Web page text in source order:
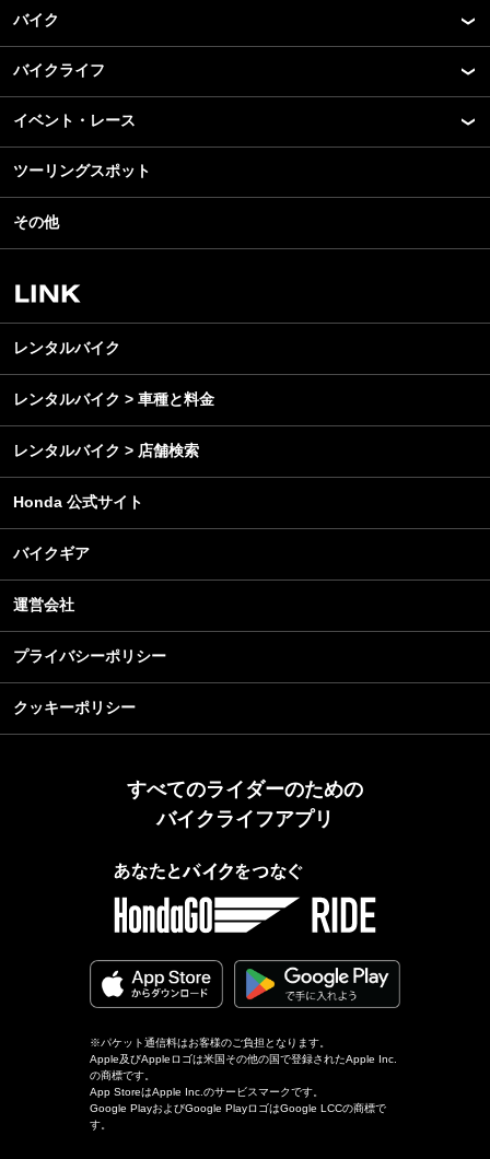
バイク
New Model Show
モデル情報
カスタマイズパーツ
テクノロジー
名車・旧車
ビジネス
バイクライフ
アプリ
ライディングギア
ツーリング
アウトドア
レンタルバイク
イベント・レース
モータースポーツ
イベント
スクール・レッスン
ツーリングスポット
その他
レンタルバイク
レンタルバイク > 車種と料金
レンタルバイク > 店舗検索
Honda 公式サイト
バイクギア
運営会社
プライバシーポリシー
クッキーポリシー
すべてのライダーのための
バイクライフアプリ
※パケット通信料はお客様のご負担となります。
Apple及びAppleロゴは米国その他の国で登録されたApple Inc.
の商標です。
App StoreはApple Inc.のサービスマークです。
Google PlayおよびGoogle PlayロゴはGoogle LCCの商標で
す。